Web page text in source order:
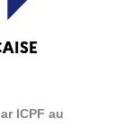
ICPF au